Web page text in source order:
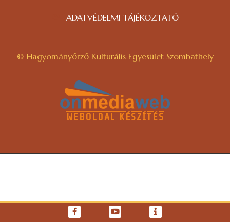
ADATVÉDELMI TÁJÉKOZTATÓ
© Hagyományőrző Kulturális Egyesület Szombathely
WEBOLDAL KÉSZÍTÉS